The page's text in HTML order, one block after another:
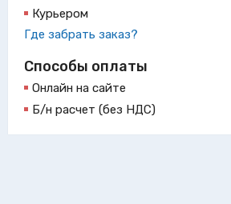
Курьером
Где забрать заказ?
Способы оплаты
Онлайн на сайте
Б/н расчет (без НДС)